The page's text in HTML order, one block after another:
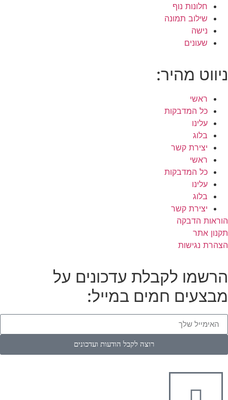
חלונות נוף
שילוב תמונה
נישה
שעונים
ניווט מהיר:
ראשי
כל המדבקות
עלינו
בלוג
יצירת קשר
ראשי
כל המדבקות
עלינו
בלוג
יצירת קשר
הוראות הדבקה
תקנון אתר
הצהרת נגישות
הרשמו לקבלת עדכונים על
מבצעים חמים במייל:
רוצה לקבל הודעות ועדכונים